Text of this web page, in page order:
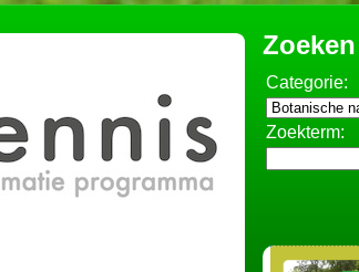
Zoeken
Categorie:
Zoekterm: